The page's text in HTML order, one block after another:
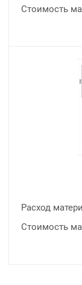
Стоимость
Расход
Стоимость